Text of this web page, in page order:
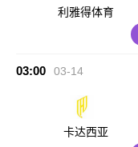
利雅得体育
03:00 03-14
卡达西亚